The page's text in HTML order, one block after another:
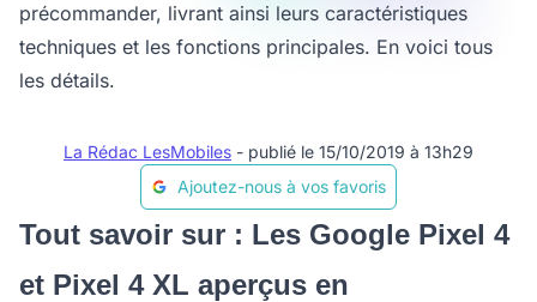
précommander, livrant ainsi leurs caractéristiques
techniques et les fonctions principales. En voici tous
les détails.
La Rédac LesMobiles - publié le 15/10/2019 à 13h29
Ajoutez-nous à vos favoris
Tout savoir sur : Les Google Pixel 4
et Pixel 4 XL aperçus en